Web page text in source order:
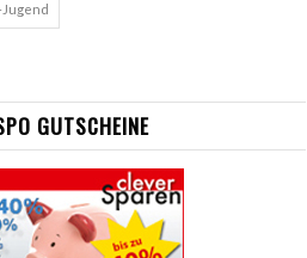
Jugend
GUTSCHEINE